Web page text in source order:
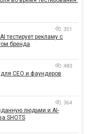
351
тестирует рекламу с
бренда
483
CEO и фаундеров
364
людьми и AI-
SHOTS